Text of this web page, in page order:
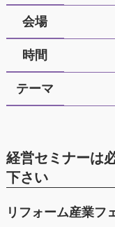
会場
時間
テーマ
経営セミナーは
下さい
リフォーム産業フ